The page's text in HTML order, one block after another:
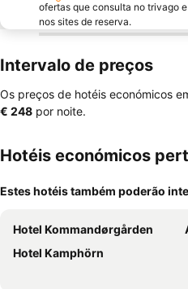
ofertas que consulta no trivago
nos sites de reserva.
Intervalo de preços
Os preços de hotéis económicos
‎€ 248 por noite.
Hotéis económicos
Estes hotéis também poderão
Hotel Kommandørgården
Hotel Kamphörn